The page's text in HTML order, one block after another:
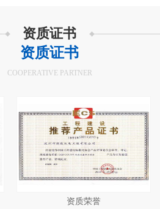
资质证书
资质证书
COOPERATIVE PARTNER